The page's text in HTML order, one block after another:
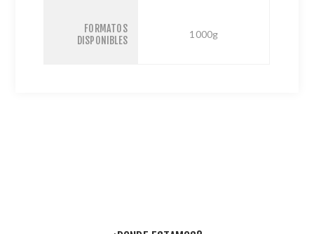
FORMATOS
DISPONIBLES
1000g